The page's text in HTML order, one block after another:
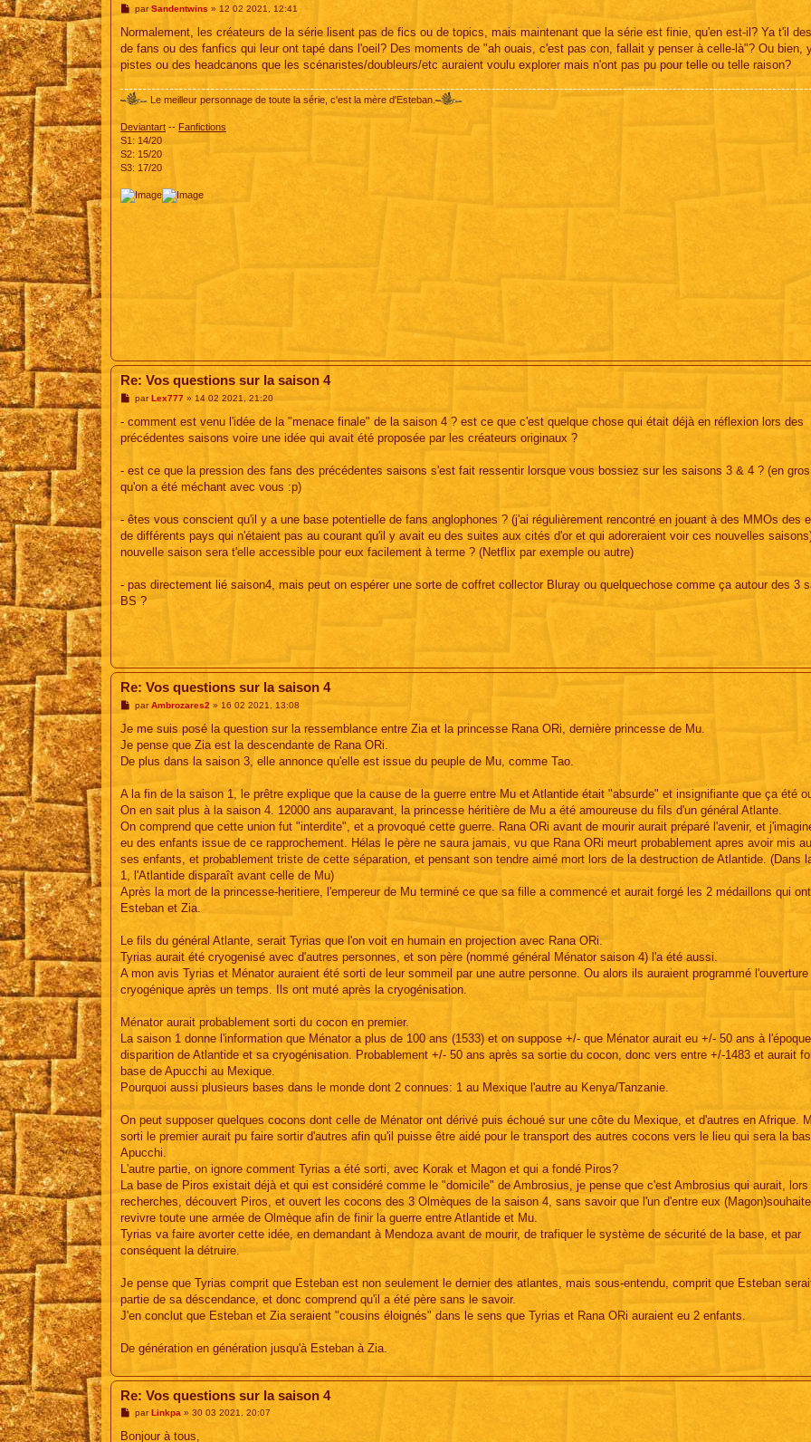
M
s
a
g
parSandentwins » 12 02 2021, 12:41
Normalement, les créateurs de la série lisent pas de fics ou de topics, mais maintenant que la série est finie, qu'en est-il? Ya t'il
de fans ou des fanfics qui leur ont tapé dans l'oeil? Des moments de "ah ouais, c'est pas con, fallait y penser à celle-là"? Ou bien,
pistes ou des headcanons que les scénaristes/doubleurs/etc auraient voulu explorer mais n'ont pas pu pour telle ou telle raison?
Le meilleur personnage de toute la série, c'est la mère d'Esteban.
Deviantart -- Fanfictions
S1: 14/20
S2: 15/20
S3: 17/20
Re: Vos questions sur la saison 4
M
s
a
parLex777» 14 02 2021, 21:20
- comment est venu l'idée de la "menace finale" de la saison 4 ? est ce que c'est quelque chose qui était déjà en réflexion lors des
précédentes saisons voire une idée qui avait été proposée par les créateurs originaux ?
- est ce que la pression des fans des précédentes saisons s'est fait ressentir lorsque vous bossiez sur les saisons 3 & 4 ? (en
qu'on a été méchant avec vous :p)
- êtes vous conscient qu'il y a une base potentielle de fans anglophones ? (j'ai régulièrement rencontré en jouant à des MMOs des
de différents pays qui n'étaient pas au courant qu'il y avait eu des suites aux cités d'or et qui adoreraient voir ces nouvelles
nouvelle saison sera t'elle accessible pour eux facilement à terme ? (Netflix par exemple ou autre)
- pas directement lié saison4, mais peut on espérer une sorte de coffret collector Bluray ou quelquechose comme ça autour des 3
BS ?
Re: Vos questions sur la saison 4
M
s
a
g
parAmbrozares2 » 16 02 2021, 13:08
Je me suis posé la question sur la ressemblance entre Zia et la princesse Rana ORi, dernière princesse de Mu.
Je pense que Zia est la descendante de Rana ORi.
De plus dans la saison 3, elle annonce qu'elle est issue du peuple de Mu, comme Tao.
A la fin de la saison 1, le prêtre explique que la cause de la guerre entre Mu et Atlantide était "absurde" et insignifiante que ça été
On en sait plus à la saison 4. 12000 ans auparavant, la princesse héritière de Mu a été amoureuse du fils d'un général Atlante.
On comprend que cette union fut "interdite", et a provoqué cette guerre. Rana ORi avant de mourir aurait préparé l'avenir, et
eu des enfants issue de ce rapprochement. Hélas le père ne saura jamais, vu que Rana ORi meurt probablement apres avoir mis
ses enfants, et probablement triste de cette séparation, et pensant son tendre aimé mort lors de la destruction de Atlantide. (Dans
1, l'Atlantide disparaît avant celle de Mu)
Après la mort de la princesse-heritiere, l'empereur de Mu terminé ce que sa fille a commencé et aurait forgé les 2 médaillons qui
Esteban et Zia.
Le fils du général Atlante, serait Tyrias que l'on voit en humain en projection avec Rana ORi.
Tyrias aurait été cryogenisé avec d'autres personnes, et son père (nommé général Ménator saison 4) l'a été aussi.
A mon avis Tyrias et Ménator auraient été sorti de leur sommeil par une autre personne. Ou alors ils auraient programmé
cryogénique après un temps. Ils ont muté après la cryogénisation.
Ménator aurait probablement sorti du cocon en premier.
La saison 1 donne l'information que Ménator a plus de 100 ans (1533) et on suppose +/- que Ménator aurait eu +/- 50 ans à
disparition de Atlantide et sa cryogénisation. Probablement +/- 50 ans après sa sortie du cocon, donc vers entre +/-1483 et aurait
base de Apucchi au Mexique.
Pourquoi aussi plusieurs bases dans le monde dont 2 connues: 1 au Mexique l'autre au Kenya/Tanzanie.
On peut supposer quelques cocons dont celle de Ménator ont dérivé puis échoué sur une côte du Mexique, et d'autres en Afrique.
sorti le premier aurait pu faire sortir d'autres afin qu'il puisse être aidé pour le transport des autres cocons vers le lieu qui sera la
Apucchi.
L'autre partie, on ignore comment Tyrias a été sorti, avec Korak et Magon et qui a fondé Piros?
La base de Piros existait déjà et qui est considéré comme le "domicile" de Ambrosius, je pense que c'est Ambrosius qui aurait, lors
recherches, découvert Piros, et ouvert les cocons des 3 Olmèques de la saison 4, sans savoir que l'un d'entre eux
revivre toute une armée de Olmèque afin de finir la guerre entre Atlantide et Mu.
Tyrias va faire avorter cette idée, en demandant à Mendoza avant de mourir, de trafiquer le système de sécurité de la base, et par
conséquent la détruire.
Je pense que Tyrias comprit que Esteban est non seulement le dernier des atlantes, mais sous-entendu, comprit que Esteban
partie de sa déscendance, et donc comprend qu'il a été père sans le savoir.
J'en conclut que Esteban et Zia seraient "cousins éloignés" dans le sens que Tyrias et Rana ORi auraient eu 2 enfants.
De génération en génération jusqu'à Esteban à Zia.
Re: Vos questions sur la saison 4
M
s
parLinkpa » 30 03 2021, 20:07
Bonjour à tous,